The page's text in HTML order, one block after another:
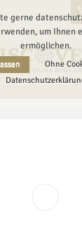
gerne
um Ihnen
ermöglichen.
Ohne